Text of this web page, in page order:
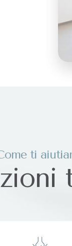
ti